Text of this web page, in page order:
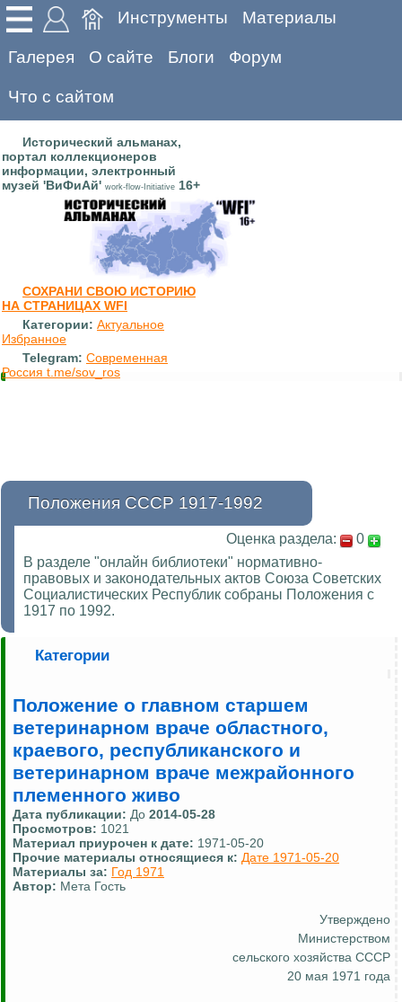
Инструменты Материалы
Галерея О сайте Блоги Форум
Что с сайтом
Исторический альманах,
портал коллекционеров
информации, электронный
музей 'ВиФиАй' work-flow-Initiative 16+
СОХРАНИ СВОЮ ИСТОРИЮ
НА СТРАНИЦАХ WFI
Категории: Актуальное
Избранное
Telegram: Современная
Россия t.me/sov_ros
Положения СССР 1917-1992
Оценка раздела:
0
В разделе "онлайн библиотеки" нормативно-
правовых и законодательных актов Союза Советских
Социалистических Республик собраны Положения с
1917 по 1992.
Категории
Положение о главном старшем
ветеринарном враче областного,
краевого, республиканского и
ветеринарном враче межрайонного
племенного живо
Дата публикации: До 2014-05-28
Просмотров: 1021
Материал приурочен к дате: 1971-05-20
Прочие материалы относящиеся к: Дате 1971-05-20
Материалы за: Год 1971
Автор: Мета Гость
Утверждено
Министерством
сельского хозяйства СССР
20 мая 1971 года